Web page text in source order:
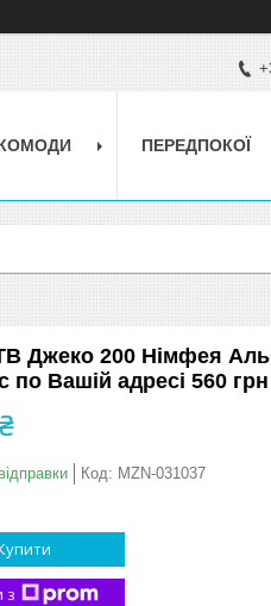
ПЕРЕДПОКОЇ
Джеко 200 Німфея
по Вашій адресі 560 грн
Код: MZN-031037
з